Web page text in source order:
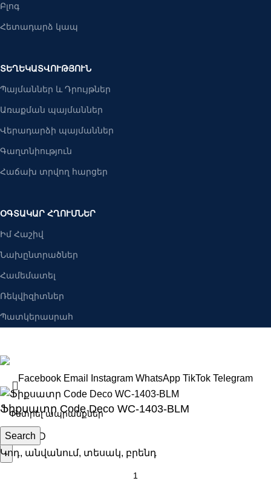
Բլոգ
Հետադարձ կապ
ՏԵՂԵԿԱՏՎՈՒԹՅՈՒՆ
Պայմաններ և Դրույթներ
Առաքման պայմաններ
Վերադարձի պայմաններ
Գաղտնիություն
Հաճախ տրվող հարցեր
ՕԳՏԱԿԱՐ ՀՂՈՒՄՆԵՐ
Իմ Հաշիվ
Նախընտրածներ
Համեմատել
Ռեկվիզիտներ
Պատկերասրահ
Search
Կոդ, անվանում, տեսակ, բրենդ
Facebook Email Instagram WhatsApp TikTok Telegram
Ֆիքսատր Code Deco WC-1403-BLM
3168AMD